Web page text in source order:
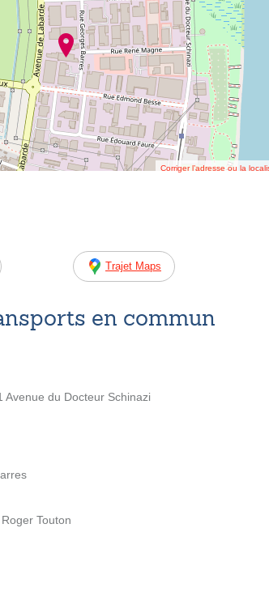
Corriger l’adresse ou la
Trajet Maps
en commun
du Docteur Schinazi
Touton